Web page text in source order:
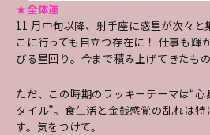
★全体運
11 月中旬以降、射手座に惑星が次々
こに行っても目立つ存在に！ 仕事も輝
びる星回り。今まで積み上げてきたも
ただ、この時期のラッキーテーマは“
タイル”。食生活と金銭感覚の乱れは
す。気をつけて。